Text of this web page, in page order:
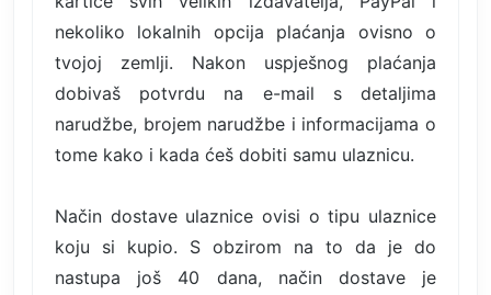
nekoliko lokalnih opcija plaćanja ovisno o
tvojoj zemlji. Nakon uspješnog plaćanja
dobivaš potvrdu na e-mail s detaljima
narudžbe, brojem narudžbe i informacijama o
tome kako i kada ćeš dobiti samu ulaznicu.
Način dostave ulaznice ovisi o tipu ulaznice
koju si kupio. S obzirom na to da je do
nastupa još 40 dana, način dostave je